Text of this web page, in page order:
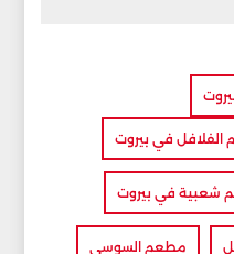
الفلافل في بيروت
شعبية في بيروت
مطعم السوسي